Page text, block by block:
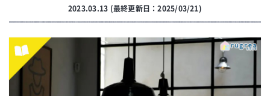
2023.03.13 (最終更新日：2025/03/21)